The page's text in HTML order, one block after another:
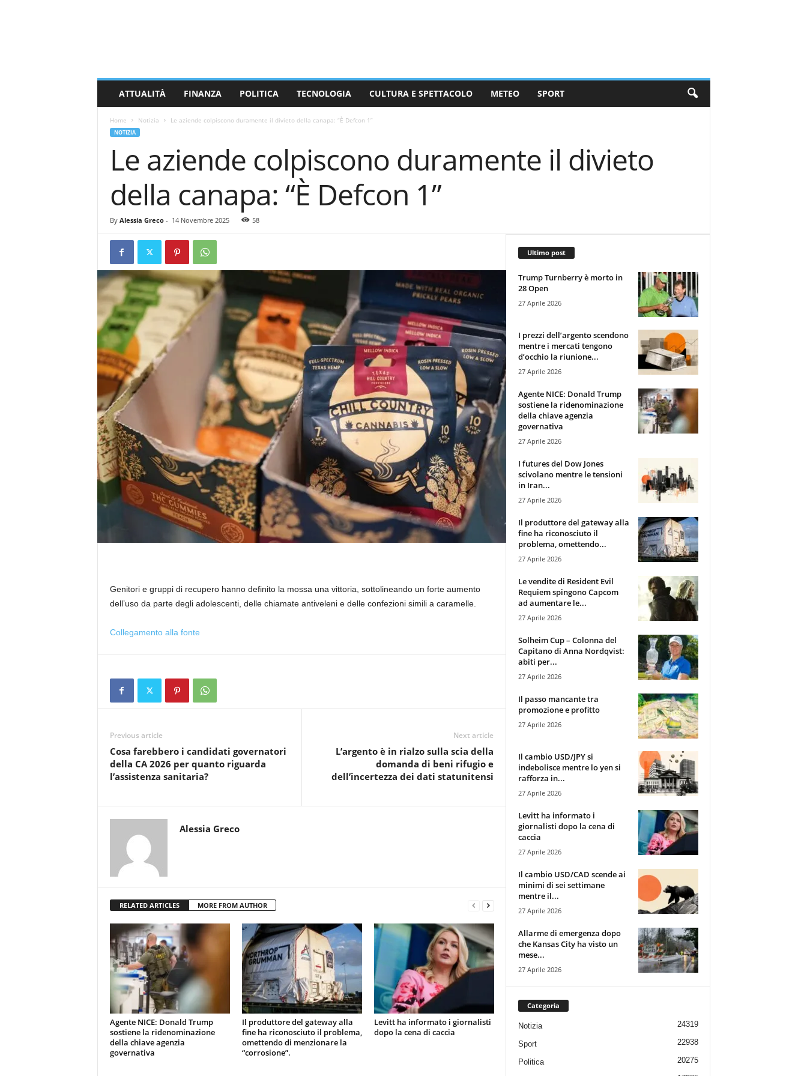
ATTUALITÀ FINANZA POLITICA TECNOLOGIA CULTURA E SPETTACOLO METEO SPORT
Home Notizia Le aziende colpiscono duramente il divieto della canapa: “È Defcon 1”
NOTIZIA
Le aziende colpiscono duramente il divieto
della canapa: “È Defcon 1”
By Alessia Greco- 14 Novembre 2025 58
Genitori e gruppi di recupero hanno definito la mossa una vittoria, sottolineando un forte aumento
dell’uso da parte degli adolescenti, delle chiamate antiveleni e delle confezioni simili a caramelle.
Collegamento alla fonte
Previous article
Cosa farebbero i candidati governatori
della CA 2026 per quanto riguarda
l’assistenza sanitaria?
Next article
L’argento è in rialzo sulla scia della
domanda di beni rifugio e
dell’incertezza dei dati statunitensi
Alessia Greco
RELATED ARTICLES MORE FROM AUTHOR
Agente NICE: Donald Trump
sostiene la ridenominazione
della chiave agenzia
governativa
Il produttore del gateway alla
fine ha riconosciuto il problema,
omettendo di menzionare la
“corrosione”.
Levitt ha informato i giornalisti
dopo la cena di caccia
Ultimo post
Trump Turnberry è morto in
28 Open
27 Aprile 2026
I prezzi dell’argento scendono
mentre i mercati tengono
d’occhio la riunione...
27 Aprile 2026
Agente NICE: Donald Trump
sostiene la ridenominazione
della chiave agenzia
governativa
27 Aprile 2026
I futures del Dow Jones
scivolano mentre le tensioni
in Iran...
27 Aprile 2026
Il produttore del gateway alla
fine ha riconosciuto il
problema, omettendo...
27 Aprile 2026
Le vendite di Resident Evil
Requiem spingono Capcom
ad aumentare le...
27 Aprile 2026
Solheim Cup – Colonna del
Capitano di Anna Nordqvist:
abiti per...
27 Aprile 2026
Il passo mancante tra
promozione e profitto
27 Aprile 2026
Il cambio USD/JPY si
indebolisce mentre lo yen si
rafforza in...
27 Aprile 2026
Levitt ha informato i
giornalisti dopo la cena di
caccia
27 Aprile 2026
Il cambio USD/CAD scende ai
minimi di sei settimane
mentre il...
27 Aprile 2026
Allarme di emergenza dopo
che Kansas City ha visto un
mese...
27 Aprile 2026
Categoria
Notizia 24319
Sport 22938
Politica 20275